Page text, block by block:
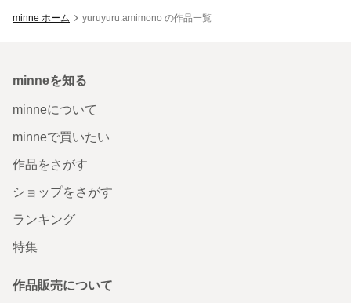
minne ホーム yuruyuru.amimono の作品一覧
minneを知る
minneについて
minneで買いたい
作品をさがす
ショップをさがす
ランキング
特集
作品販売について